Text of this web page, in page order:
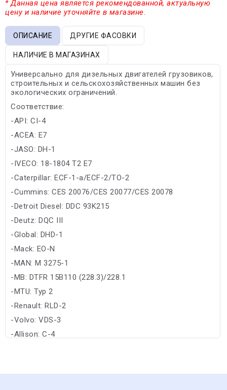
* Данная цена является рекомендованной, актуальную
цену и наличие уточняйте в магазине.
ОПИСАНИЕ ДРУГИЕ ФАСОВКИ
НАЛИЧИЕ В МАГАЗИНАХ
Универсально для дизельных двигателей грузовиков,
строительных и сельскохозяйственных машин без
экологических ограничений.
Соответствие:
-API: CI-4
-ACEA: E7
-JASO: DH-1
-IVECO: 18-1804 T2 E7
-Caterpillar: ECF-1-a/ECF-2/TO-2
-Cummins: CES 20076/CES 20077/CES 20078
-Detroit Diesel: DDC 93K215
-Deutz: DQC III
-Global: DHD-1
-Mack: EO-N
-MAN: M 3275-1
-MB: DTFR 15B110 (228.3)/228.1
-MTU: Typ 2
-Renault: RLD-2
-Volvo: VDS-3
-Allison: C-4